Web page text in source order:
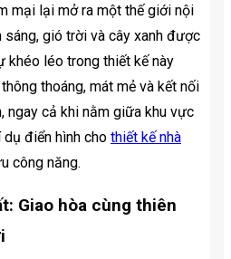
mại lại mở ra một thế giới nội
gió trời và cây xanh được
khéo léo trong thiết kế này
thoáng, mát mẻ và kết nối
ngay cả khi nằm giữa khu vực
điển hình cho thiết kế nhà
công năng.
Giao hòa cùng thiên